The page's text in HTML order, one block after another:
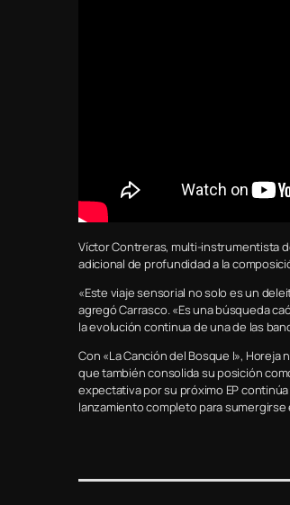
Víctor Contreras, multi-instrumentista
adicional de profundidad a la
«Este viaje sensorial no solo es un
agregó Carrasco. «Es una búsqueda
la evolución continua de una de las
Con «La Canción del Bosque I»,
que también consolida su posición
expectativa por su próximo EP
lanzamiento completo para